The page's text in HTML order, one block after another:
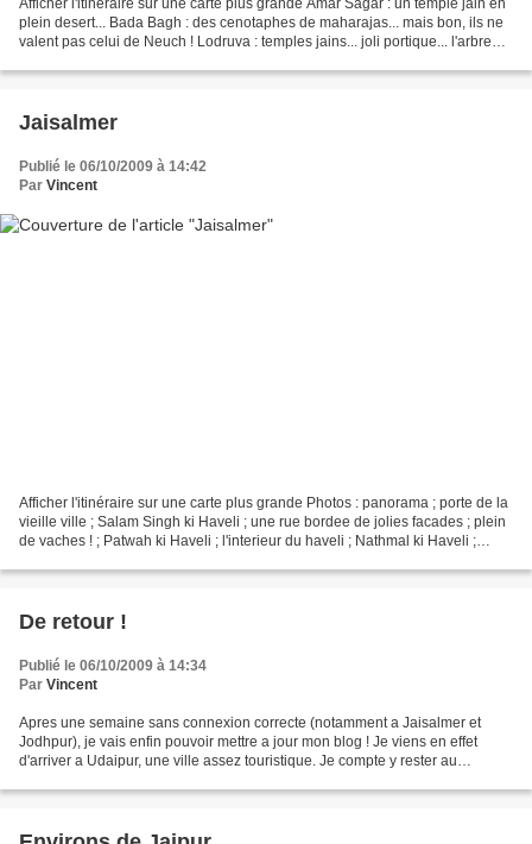
plein desert... Bada Bagh : des cenotaphes de maharajas... mais bon, ils ne
valent pas celui de Neuch ! Lodruva : temples jains... joli portique... l'arbre
Jaisalmer
Publié le 06/10/2009 à 14:42
Par Vincent
Afficher l'itinéraire sur une carte plus grande Photos : panorama ; porte de la
vieille ville ; Salam Singh ki Haveli ; une rue bordee de jolies facades ; plein
de vaches ! ; Patwah ki Haveli ; l'interieur du haveli ; Nathmal ki Haveli ;
De retour !
Publié le 06/10/2009 à 14:34
Par Vincent
Apres une semaine sans connexion correcte (notamment a Jaisalmer et
Jodhpur), je vais enfin pouvoir mettre a jour mon blog ! Je viens en effet
d'arriver a Udaipur, une ville assez touristique. Je compte y rester au